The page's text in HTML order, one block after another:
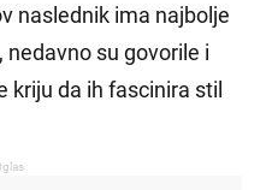
naslednik ima najbolje
su govorile i
kriju da ih fascinira stil